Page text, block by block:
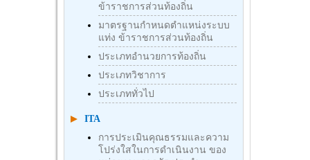
ข้าราชการส่วนท้องถิ่น
มาตรฐานกำหนดตำแหน่งระบบ
แท่ง ข้าราชการส่วนท้องถิ่น
ประเภทอำนวยการท้องถิ่น
ประเภทวิชาการ
ประเภททั่วไป
ITA
การประเมินคุณธรรมและความ
โปร่งใสในการดำเนินงาน ของ